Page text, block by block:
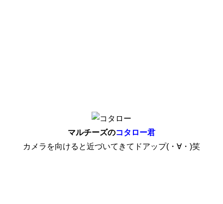
マルチーズのコタロー君
カメラを向けると近づいてきてドアップ(・∀・)笑